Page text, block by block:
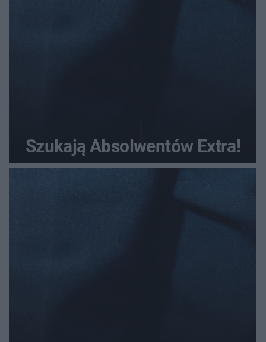
Szukają Absolwentów Extra!